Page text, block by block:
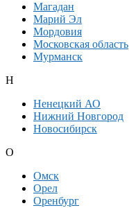
Магадан
Марий Эл
Мордовия
Московская область
Мурманск
Н
Ненецкий АО
Нижний Новгород
Новосибирск
О
Омск
Орел
Оренбург